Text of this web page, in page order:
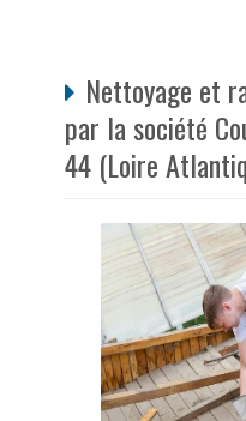
Nettoyage et
par la société
44 (Loire